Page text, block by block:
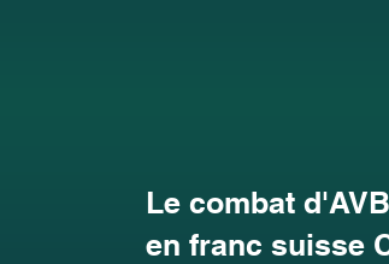
Le combat
en franc suisse